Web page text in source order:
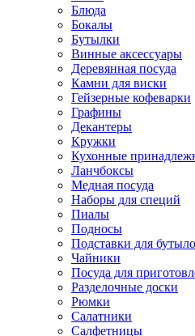
Блюда
Бокалы
Бутылки
Винные аксессуары
Деревянная посуда
Камни для виски
Гейзерные кофеварки
Графины
Декантеры
Кружки
Кухонные
Ланчбоксы
Медная посуда
Наборы для специй
Пиалы
Подносы
Подставки для
Чайники
Посуда для
Разделочные доски
Рюмки
Салатники
Салфетницы